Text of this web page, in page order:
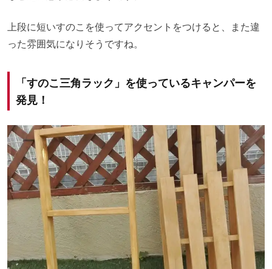
上段に短いすのこを使ってアクセントをつけると、また違
った雰囲気になりそうですね。
「すのこ三角ラック」を使っているキャンパーを
発見！